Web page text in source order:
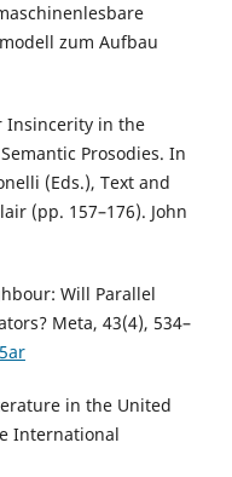
zum Aufbau
Insincerity in the
Prosodies. In
(Eds.), Text and
(pp. 157–176). John
Will Parallel
Meta, 43(4), 534–
in the United
International